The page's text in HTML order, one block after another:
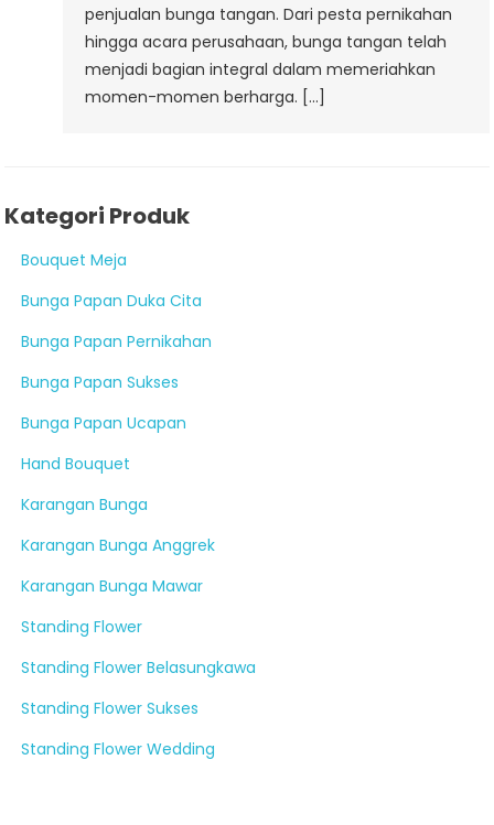
penjualan bunga tangan. Dari pesta pernikahan
hingga acara perusahaan, bunga tangan telah
menjadi bagian integral dalam memeriahkan
momen-momen berharga. […]
Kategori Produk
Bouquet Meja
Bunga Papan Duka Cita
Bunga Papan Pernikahan
Bunga Papan Sukses
Bunga Papan Ucapan
Hand Bouquet
Karangan Bunga
Karangan Bunga Anggrek
Karangan Bunga Mawar
Standing Flower
Standing Flower Belasungkawa
Standing Flower Sukses
Standing Flower Wedding